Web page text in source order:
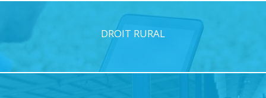
DROIT RURAL